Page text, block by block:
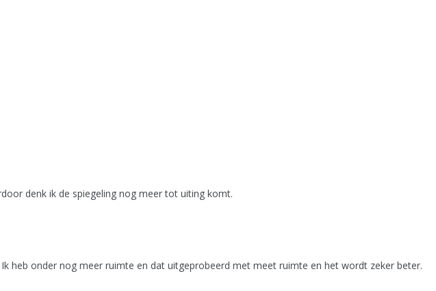
denk ik de spiegeling nog meer tot uiting komt.
heb onder nog meer ruimte en dat uitgeprobeerd met meet ruimte en het wordt zeker beter.